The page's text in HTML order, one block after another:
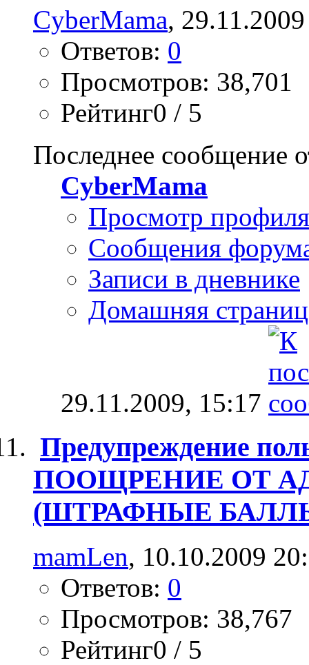
CyberMama,
Ответов: 0
Просмотров: 38,701
Рейтинг0 / 5
Последнее сообщение
CyberMama
Просмотр профиля
Сообщения
Записи в дневнике
Домашняя
29.11.2009, 15:17
Предупреждение
ПООЩРЕНИЕ ОТ
(ШТРАФНЫЕ
mamLen, 10.10.2009
Ответов: 0
Просмотров: 38,767
Рейтинг0 / 5